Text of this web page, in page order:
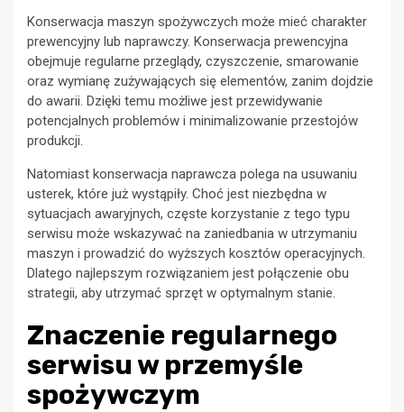
Konserwacja maszyn spożywczych może mieć charakter
prewencyjny lub naprawczy. Konserwacja prewencyjna
obejmuje regularne przeglądy, czyszczenie, smarowanie
oraz wymianę zużywających się elementów, zanim dojdzie
do awarii. Dzięki temu możliwe jest przewidywanie
potencjalnych problemów i minimalizowanie przestojów
produkcji.
Natomiast konserwacja naprawcza polega na usuwaniu
usterek, które już wystąpiły. Choć jest niezbędna w
sytuacjach awaryjnych, częste korzystanie z tego typu
serwisu może wskazywać na zaniedbania w utrzymaniu
maszyn i prowadzić do wyższych kosztów operacyjnych.
Dlatego najlepszym rozwiązaniem jest połączenie obu
strategii, aby utrzymać sprzęt w optymalnym stanie.
Znaczenie regularnego
serwisu w przemyśle
spożywczym